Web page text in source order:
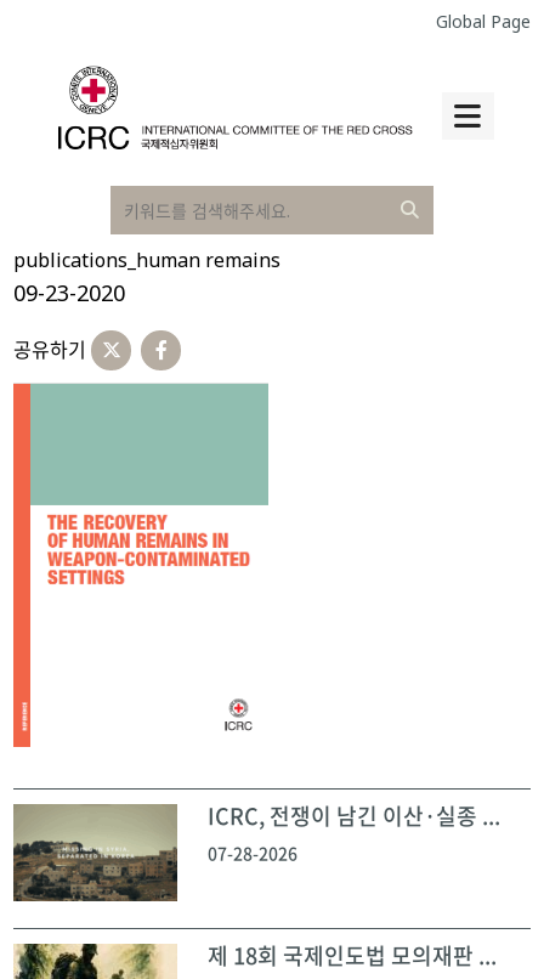
Global Page
publications_human remains
09-23-2020
공유하기
ICRC, 전쟁이 남긴 이산·실종 ...
07-28-2026
제 18회 국제인도법 모의재판 ...